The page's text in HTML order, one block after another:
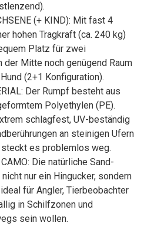
(+ KIND): Mit fast 4
hohen Tragkraft (ca. 240 kg)
Platz für zwei
der Mitte noch genügend Raum
(2+1 Konfiguration).
Der Rumpf besteht aus
Polyethylen (PE).
schlagfest, UV-beständig
an steinigen Ufern
es problemlos weg.
Die natürliche Sand-
nur ein Hingucker, sondern
für Angler, Tierbeobachter
in Schilfzonen und
sein wollen.